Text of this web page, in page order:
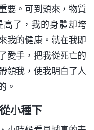
要。可到頭來，物質
高了，我的身體却垮
我的健康。就在我即
愛手，把我從死亡的
領我，使我明白了人
。
小種下